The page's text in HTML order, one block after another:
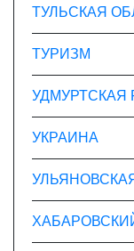
ТУЛЬСКАЯ
ТУРИЗМ
УДМУРТСКАЯ
УКРАИНА